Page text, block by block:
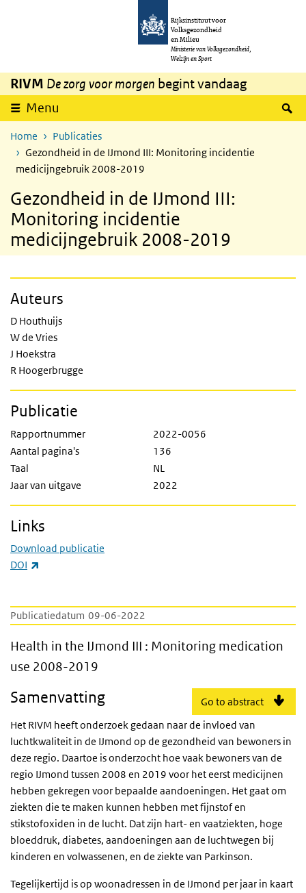
Overslaan en naar de inhoud gaan
Rijksinstituut voor
Volksgezondheid
en Milieu
Ministerie van Volksgezondheid,
Welzijn en Sport
RIVM De zorg voor morgen begint vandaag
Menu
Home
Publicaties
Gezondheid in de IJmond III: Monitoring incidentie
medicijngebruik 2008-2019
Gezondheid in de IJmond III:
Monitoring incidentie
medicijngebruik 2008-2019
Publicatiedatum 09-06-2022
Health in the IJmond III : Monitoring
Health in the IJmond III : Monitoring medication
use 2008-2019
Go to abstract
Samenvatting
Het RIVM heeft onderzoek gedaan naar de invloed van
luchtkwaliteit in de IJmond op de gezondheid van bewoners in
deze regio. Daartoe is onderzocht hoe vaak bewoners van de
regio IJmond tussen 2008 en 2019 voor het eerst medicijnen
hebben gekregen voor bepaalde aandoeningen. Het gaat om
ziekten die te maken kunnen hebben met fijnstof en
stikstofoxiden in de lucht. Dat zijn hart- en vaatziekten, hoge
bloeddruk, diabetes, aandoeningen aan de luchtwegen bij
kinderen en volwassenen, en de ziekte van Parkinson.
Tegelijkertijd is op woonadressen in de IJmond per jaar in kaart
Auteurs
D Houthuijs
W de Vries
J Hoekstra
R Hoogerbrugge
Publicatie
Rapportnummer
2022-0056
Aantal pagina's
136
Taal
NL
Jaar van uitgave
2022
Links
Download publicatie
DOI